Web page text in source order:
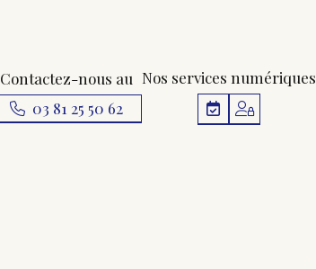
Contactez-nous au
03 81 25 50 62
Nos services numériques